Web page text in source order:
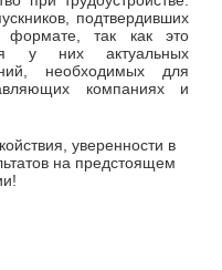
подтвердивших
так как это
у них актуальных
необходимых для
компаниях и
уверенности в
на предстоящем